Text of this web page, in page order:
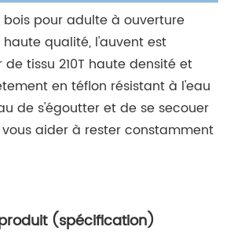
pour adulte à ouverture
qualité, l'auvent est
tissu 210T haute densité et
en téflon résistant à l'eau
de s'égoutter et de se secouer
aider à rester constamment
(spécification)